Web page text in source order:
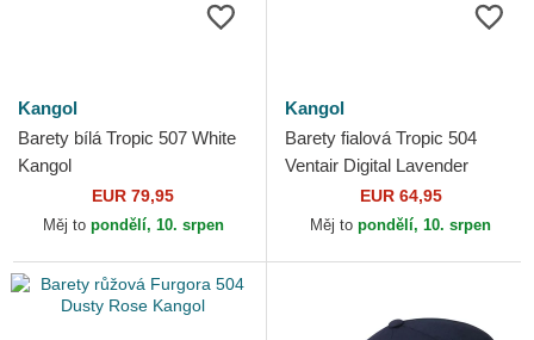
Kangol
Barety bílá Tropic 507 White
Kangol
EUR 79,95
Měj to pondělí, 10. srpen
Kangol
Barety fialová Tropic 504
Ventair Digital Lavender
EUR 64,95
Měj to pondělí, 10. srpen